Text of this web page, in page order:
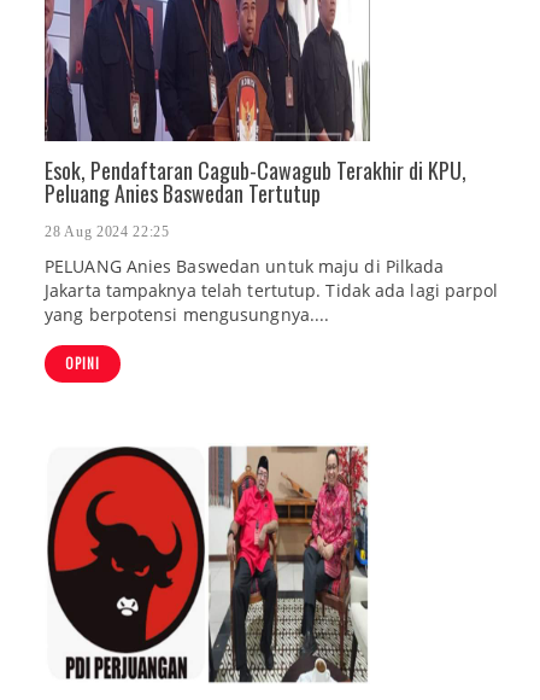
Esok, Pendaftaran Cagub-Cawagub Terakhir di KPU,
Peluang Anies Baswedan Tertutup
28 Aug 2024 22:25
PELUANG Anies Baswedan untuk maju di Pilkada
Jakarta tampaknya telah tertutup. Tidak ada lagi parpol
yang berpotensi mengusungnya....
OPINI